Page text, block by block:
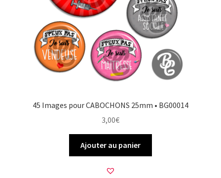
45 Images pour CABOCHONS 25mm • BG00014
3,00€
Ajouter au panier